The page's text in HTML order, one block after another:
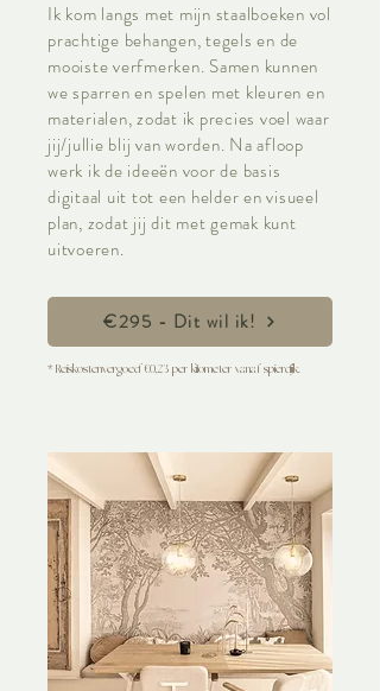
Ik kom langs met mijn staalboeken vol
prachtige behangen, tegels en de
mooiste verfmerken. Samen kunnen
we sparren en spelen met kleuren en
materialen, zodat ik precies voel waar
jij/jullie blij van worden. Na afloop
werk ik de ideeën voor de basis
digitaal uit tot een helder en visueel
plan, zodat jij dit met gemak kunt
uitvoeren.
€295 - Dit wil ik!
* Reiskostenvergoed €0,23 per kilometer vanaf spierdijk.